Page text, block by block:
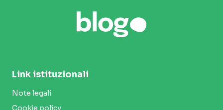
Link istituzionali
Note legali
Cookie policy